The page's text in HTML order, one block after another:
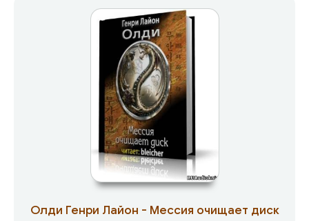
Директор театра «Вертеп», возглавивший
группу крепостных крестьян графа Мальцова,
помещика-филантропа. Подследственный на
вудунском курорте Китта; раб
помпилианского гард-легата Гая Октавиана
Тумидуса, гребец в ходовом отсеке галеры.
Олди Генри Лайон - Мессия очищает диск